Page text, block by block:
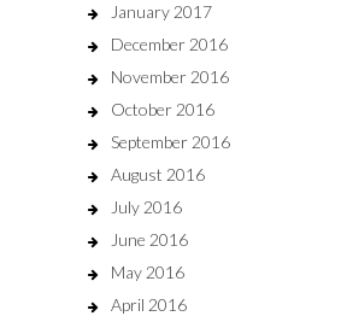
January 2017
December 2016
November 2016
October 2016
September 2016
August 2016
July 2016
June 2016
May 2016
April 2016